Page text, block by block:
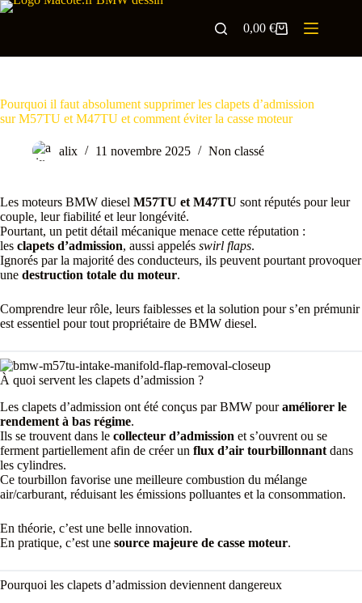
0,00€
Pourquoi il faut absolument supprimer les clapets d’admission
sur M57TU et M47TU et comment éviter la casse moteur
alix 11 novembre 2025 Non classé
Les moteurs BMW diesel M57TU et M47TU sont réputés pour leur
couple, leur fiabilité et leur longévité.
Pourtant, un petit détail mécanique menace cette réputation :
les clapets d’admission, aussi appelés swirl flaps.
Ignorés par la majorité des conducteurs, ils peuvent pourtant provoquer
une destruction totale du moteur.
Comprendre leur rôle, leurs faiblesses et la solution pour s’en prémunir
est essentiel pour tout propriétaire de BMW diesel.
À quoi servent les clapets d’admission ?
Les clapets d’admission ont été conçus par BMW pouraméliorer le
rendement à bas régime.
Ils se trouvent dans le collecteur d’admission et s’ouvrent ou se
ferment partiellement afin de créer un flux d’air tourbillonnant dans
les cylindres.
Ce tourbillon favorise une meilleure combustion du mélange
air/carburant, réduisant les émissions polluantes et la consommation.
En théorie, c’est une belle innovation.
En pratique, c’est une source majeure de casse moteur.
Pourquoi les clapets d’admission deviennent dangereux